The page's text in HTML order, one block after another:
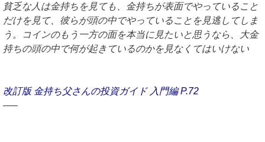
貧乏な人は金持ちを見ても、金持ちが表面でやっていること
だけを見て、彼らが頭の中でやっていることを見逃してしま
う。コインのもう一方の面を本当に見たいと思うなら、大金
持ちの頭の中で何が起きているのかを見なくてはいけない
改訂版 金持ち父さんの投資ガイド 入門編 P.72
—–